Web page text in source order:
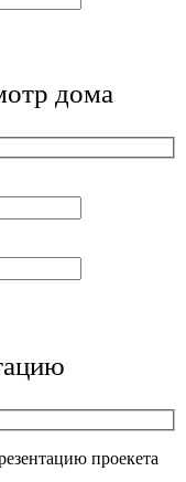
дома
проекета